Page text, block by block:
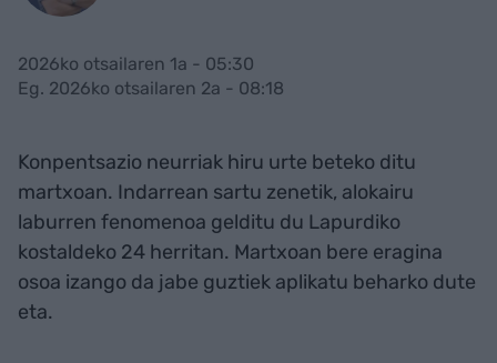
2026ko otsailaren 1a - 05:30
Eg. 2026ko otsailaren 2a - 08:18
Konpentsazio neurriak hiru urte beteko ditu
martxoan. Indarrean sartu zenetik, alokairu
laburren fenomenoa gelditu du Lapurdiko
kostaldeko 24 herritan. Martxoan bere eragina
osoa izango da jabe guztiek aplikatu beharko dute
eta.